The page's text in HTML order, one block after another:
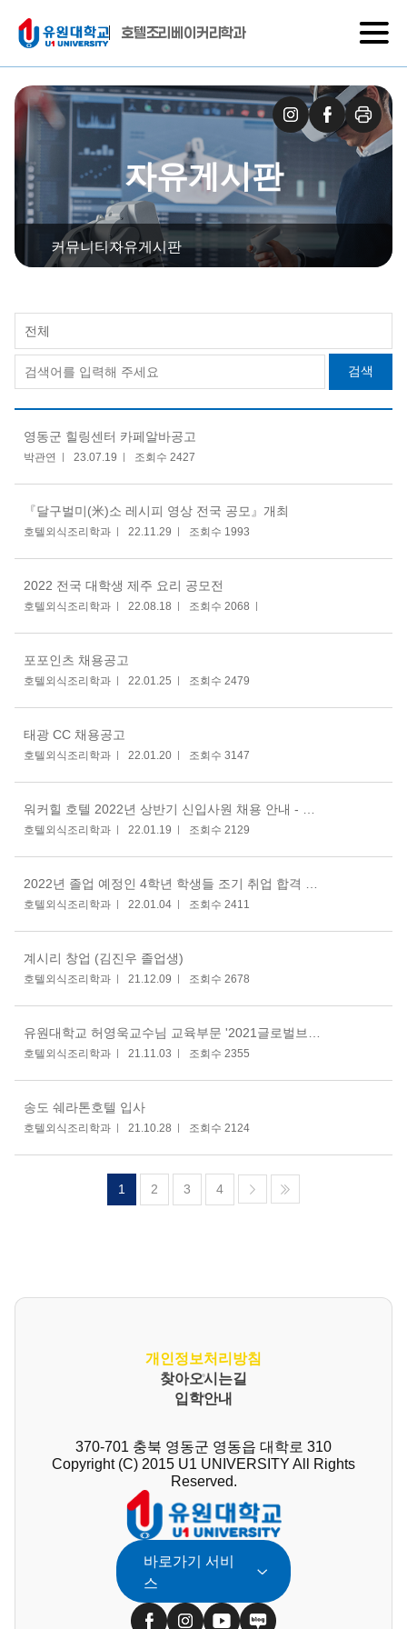
호텔조리베이커리학과
자유게시판
커뮤니티자유게시판
전체
검색
영동군 힐링센터 카페알바공고
박관연 23.07.19 조회수 2427
『달구벌미(米)소 레시피 영상 전국 공모』개최
호텔외식조리학과 22.11.29 조회수 1993
2022 전국 대학생 제주 요리 공모전
호텔외식조리학과 22.08.18 조회수 2068
포포인츠 채용공고
호텔외식조리학과 22.01.25 조회수 2479
태광 CC 채용공고
호텔외식조리학과 22.01.20 조회수 3147
워커힐 호텔 2022년 상반기 신입사원 채용 안내 - 정규직 전환형 인턴
호텔외식조리학과 22.01.19 조회수 2129
2022년 졸업 예정인 4학년 학생들 조기 취업 합격 축하
호텔외식조리학과 22.01.04 조회수 2411
계시리 창업 (김진우 졸업생)
호텔외식조리학과 21.12.09 조회수 2678
유원대학교 허영욱교수님 교육부문 '2021글로벌브랜드대상' 수상
호텔외식조리학과 21.11.03 조회수 2355
송도 쉐라톤호텔 입사
호텔외식조리학과 21.10.28 조회수 2124
1 2 3 4
개인정보처리방침
찾아오시는길
입학안내
370-701 충북 영동군 영동읍 대학로 310
Copyright (C) 2015 U1 UNIVERSITY All Rights
Reserved.
바로가기 서비
스